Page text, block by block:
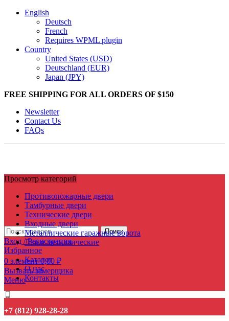
English
Deutsch
French
Requires WPML plugin
Country
United States (USD)
Deutschland (EUR)
Japan (JPY)
FREE SHIPPING FOR ALL ORDERS OF $150
Newsletter
Contact Us
FAQs
Поиск
Вход / Регистрация
Избранное
0 элемент 0,00 ₽
Вызвать замерщика
Меню
Просмотр категорий
Противопожарные двери
Тамбурные двери
Технические двери
Входные двери
Металлические гаражные ворота
Люки металлические
Каталог
О нас
Контакты
+7 (812) 928-28-28